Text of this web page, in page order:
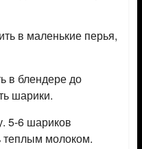
в маленькие перья,
в блендере до
шарики.
5-6 шариков
теплым молоком.